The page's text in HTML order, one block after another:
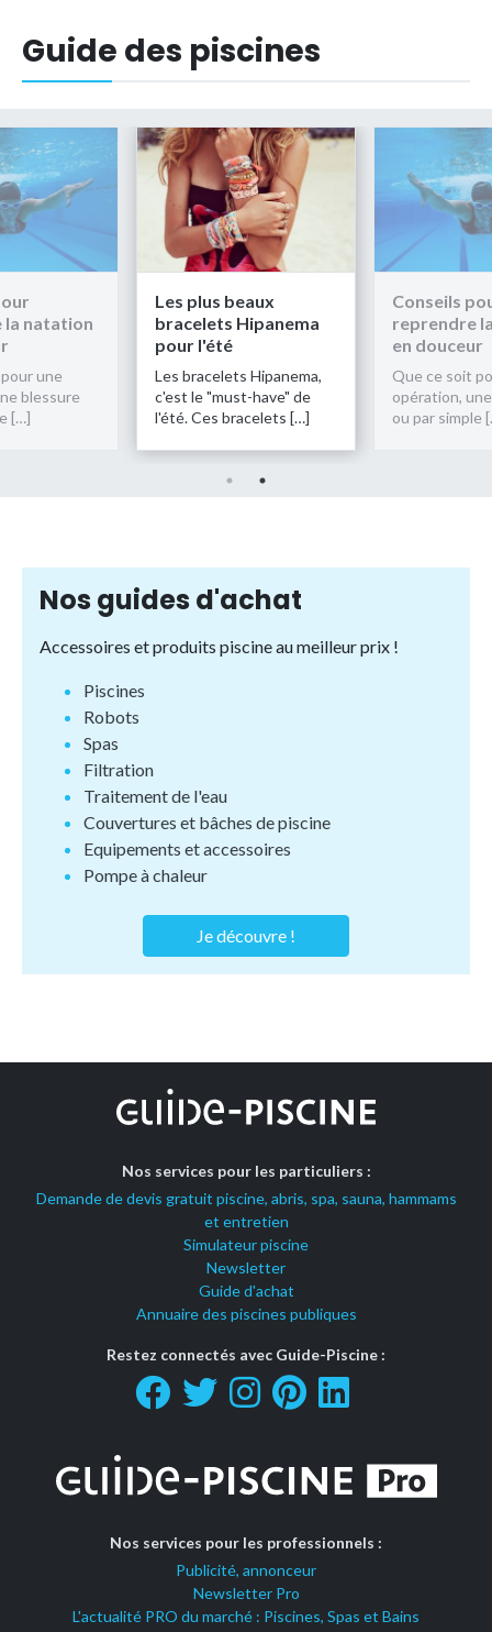
Guide des piscines
natation
une
blessure
[…]
Les plus beaux
bracelets Hipanema
pour l'été
Les bracelets Hipanema,
c'est le "must-have" de
l'été. Ces bracelets […]
Conseils
reprendre
en douceur
Que ce soit
opération,
ou par simple
Nos guides d'achat
Accessoires et produits piscine au meilleur prix !
Piscines
Robots
Spas
Filtration
Traitement de l'eau
Couvertures et bâches de piscine
Equipements et accessoires
Pompe à chaleur
Je découvre !
Nos services pour les particuliers :
Demande de devis gratuit piscine, abris, spa, sauna, hammams
et entretien
Simulateur piscine
Newsletter
Guide d'achat
Annuaire des piscines publiques
Restez connectés avec Guide-Piscine :
Nos services pour les professionnels :
Publicité, annonceur
Newsletter Pro
L'actualité PRO du marché : Piscines, Spas et Bains